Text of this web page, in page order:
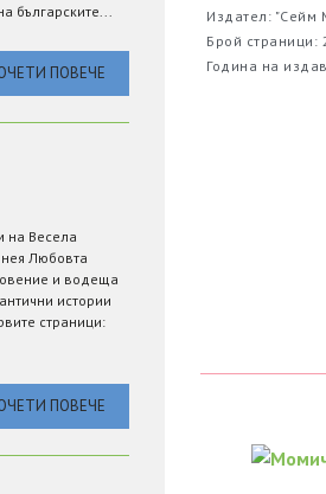
българските...
ПОВЕЧЕ
на Весела
Любовта
и водеща
истории
страници:
ПОВЕЧЕ
Издател: "Сейм
Брой страници:
Година на